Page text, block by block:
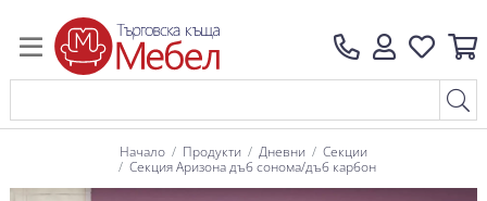
Начало Продукти Дневни
Секции
Секция Аризона дъб сонома/дъб карбон